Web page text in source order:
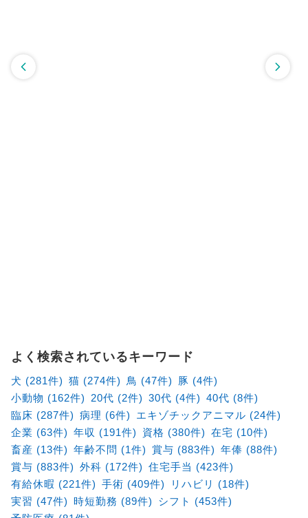
よく検索されているキーワード
犬 (281件) 猫 (274件) 鳥 (47件)
豚 (4件)
小動物 (162件)
20代 (2件) 30代 (4件) 40代 (8件)
臨床 (287件) 病理 (6件)
エキゾチックアニマル (24件)
企業 (63件) 年収 (191件) 資格 (380件) 在宅 (10件)
畜産 (13件) 年齢不問 (1件) 賞与 (883件) 年俸 (88件)
賞与 (883件) 外科 (172件) 住宅手当 (423件)
有給休暇 (221件) 手術 (409件)
リハビリ (18件)
実習 (47件) 時短勤務 (89件)
シフト (453件)